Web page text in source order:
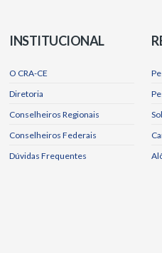
INSTITUCIONAL
O CRA-CE
Diretoria
Conselheiros Regionais
Conselheiros Federais
Dúvidas Frequentes